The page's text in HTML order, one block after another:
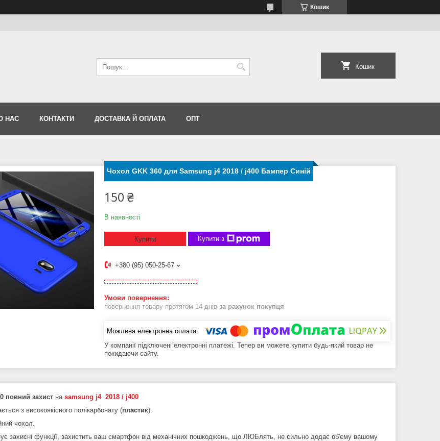
Кошик
Кошик
НАС КОНТАКТИ ДОСТАВКА Й ОПЛАТА ОПТ
Чохол GKK 360 для Samsung j4 2018 / j400 Бампер Синій
150 ₴
В наявності
Купити Купити з
+380 (95) 050-25-67
повернення товару протягом 14 днів за рахунок покупця
У компанії підключені електронні платежі. Тепер ви можете купити будь-який товар не
покидаючи сайту.
повний захист на samsung j4 2018 / j400
з високоякісного полікарбонату (пластик).
чохол.
захисні функції, захистить ваш смартфон від механічних пошкоджень, що ЛЮБлять, не сильно додає об'єму вашому